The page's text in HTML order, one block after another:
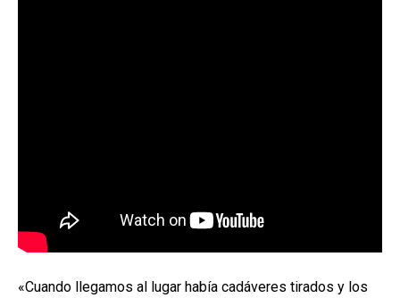
«Cuando llegamos al lugar había cadáveres tirados y los